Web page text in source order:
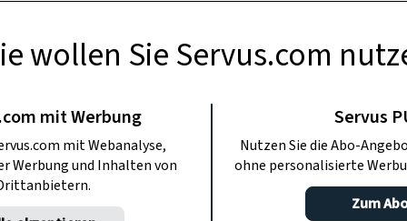
und seine
Doggln
wollen Sie Servus.com
mit Werbung
mit Webanalyse,
Werbung und Inhalten von
Servus
Nutzen Sie die Abo-
ohne personalisierte
Zum